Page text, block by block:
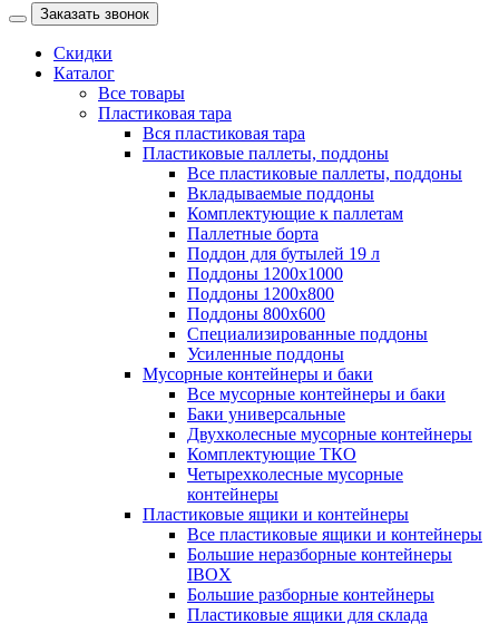
Заказать звонок
Скидки
Каталог
Все товары
Пластиковая тара
Вся пластиковая тара
Пластиковые паллеты, поддоны
Все пластиковые паллеты, поддоны
Вкладываемые поддоны
Комплектующие к паллетам
Паллетные борта
Поддон для бутылей 19 л
Поддоны 1200х1000
Поддоны 1200х800
Поддоны 800х600
Специализированные поддоны
Усиленные поддоны
Мусорные контейнеры и баки
Все мусорные контейнеры и баки
Баки универсальные
Двухколесные мусорные контейнеры
Комплектующие ТКО
Четырехколесные мусорные
контейнеры
Пластиковые ящики и контейнеры
Все пластиковые ящики и контейнеры
Большие неразборные контейнеры
IBOX
Большие разборные контейнеры
Пластиковые ящики для склада